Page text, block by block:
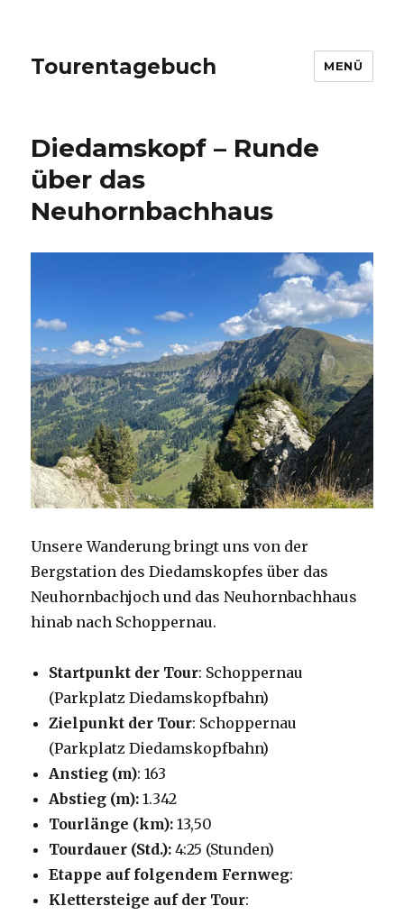
Tourentagebuch MENÜ
Diedamskopf – Runde
über das
Neuhornbachhaus
Unsere Wanderung bringt uns von der
Bergstation des Diedamskopfes über das
Neuhornbachjoch und das Neuhornbachhaus
hinab nach Schoppernau.
Startpunkt der Tour: Schoppernau
(Parkplatz Diedamskopfbahn)
Zielpunkt der Tour: Schoppernau
(Parkplatz Diedamskopfbahn)
Anstieg (m): 163
Abstieg (m): 1.342
Tourlänge (km):13,50
Tourdauer (Std.): 4:25 (Stunden)
Etappe auf folgendem Fernweg:
Klettersteige auf der Tour: